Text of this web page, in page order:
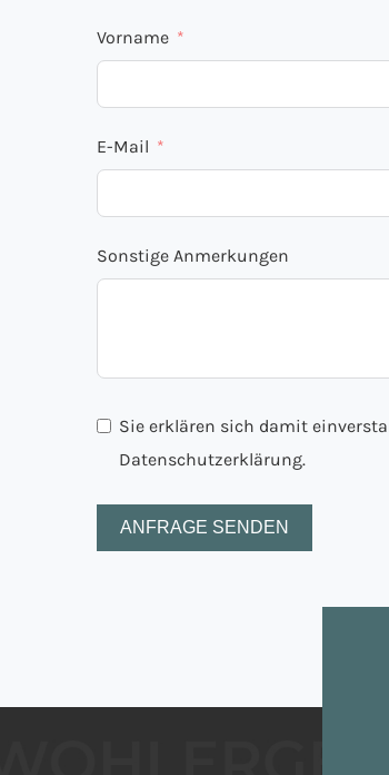
Vorname
E-Mail
Sonstige Anmerkungen
Sie erklären sich damit
Datenschutzerklärung.
ANFRAGE SENDEN